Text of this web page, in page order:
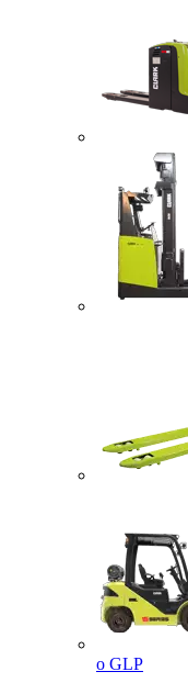
o GLP